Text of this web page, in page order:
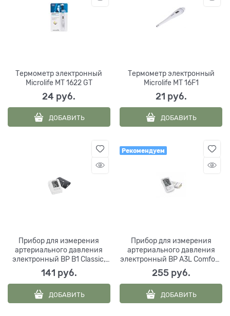
Термометр электронный
Microlife MT 1622 GT
24 руб.
ДОБАВИТЬ
Термометр электронный
Microlife MT 16F1
21 руб.
ДОБАВИТЬ
Прибор для измерения
артериального давления
электронный BP B1 Classic,
Microlife Corp., Китай
141 руб.
ДОБАВИТЬ
Рекомендуем
Прибор для измерения
артериального давления
электронный BP A3L Comfort,
Microlife AG, Китай
255 руб.
ДОБАВИТЬ